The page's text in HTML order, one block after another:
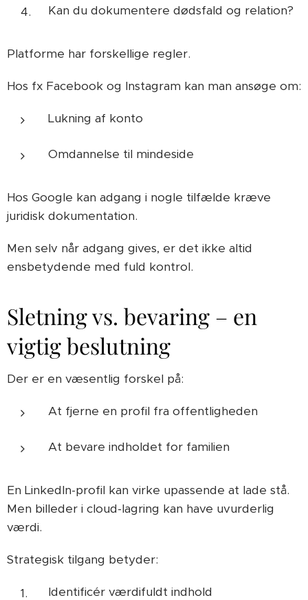
Kan du dokumentere dødsfald og relation?
Platforme har forskellige regler.
Hos fx Facebook og Instagram kan man ansøge om:
Lukning af konto
Omdannelse til mindeside
Hos Google kan adgang i nogle tilfælde kræve
juridisk dokumentation.
Men selv når adgang gives, er det ikke altid
ensbetydende med fuld kontrol.
Sletning vs. bevaring – en
vigtig beslutning
Der er en væsentlig forskel på:
At fjerne en profil fra offentligheden
At bevare indholdet for familien
En LinkedIn-profil kan virke upassende at lade stå.
Men billeder i cloud-lagring kan have uvurderlig
værdi.
Strategisk tilgang betyder:
Identificér værdifuldt indhold